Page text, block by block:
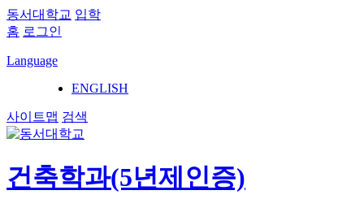
동서대학교 입학
홈 로그인
Language
ENGLISH
사이트맵 검색
건축학과(5년제인증)